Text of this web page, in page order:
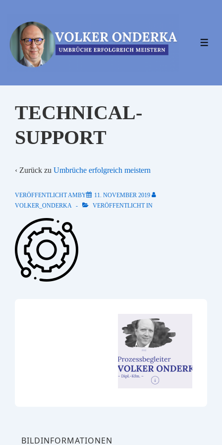
Inhalt
TECHNICAL-
SUPPORT
‹ Zurück zu Umbrüche erfolgreich meistern
VERÖFFENTLICHT AMBY
11. NOVEMBER 2019
VOLKER_ONDERKA
VERÖFFENTLICHT IN
BILDINFORMATIONEN